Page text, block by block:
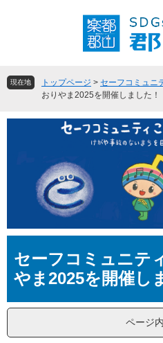
頭
飛現在地 トップページ > セーフコミュニ
おりやま2025を開催しました！
文セーフコミュニテ
やま2025を開催し
ページ